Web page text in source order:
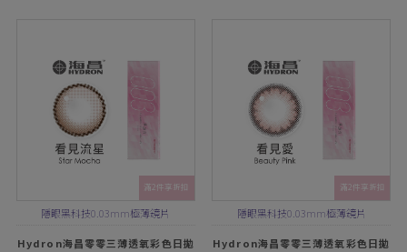
滿2件享折扣
隱眼黑科技0.03mm極薄鏡片
Hydron海昌零零三薄透氧彩色日拋
滿2件享折扣
隱眼黑科技0.03mm極薄鏡片
Hydron海昌零零三薄透氧彩色日拋